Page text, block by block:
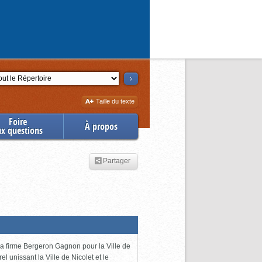
Augmenter
la
Taille du texte
Foire
questions À propos
Partager
firme Bergeron Gagnon pour la Ville de
unissant la Ville de Nicolet et le